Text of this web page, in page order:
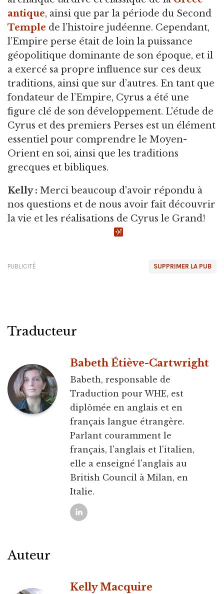
antique, ainsi que par la période du Second
Temple de l’histoire judéenne. Cependant,
l’Empire perse était de loin la puissance
géopolitique dominante de son époque, et il
a exercé sa propre influence sur ces deux
traditions, ainsi que sur d’autres. En tant que
fondateur de l’Empire, Cyrus a été une
figure clé de son développement. L'étude de
Cyrus et des premiers Perses est un élément
essentiel pour comprendre le Moyen-
Orient en soi, ainsi que les traditions
grecques et bibliques.
Kelly : Merci beaucoup d'avoir répondu à
nos questions et de nous avoir fait découvrir
la vie et les réalisations de Cyrus le Grand!
SUPPRIMER LA PUB
PUBLICITÉ
Traducteur
Babeth Étiève-Cartwright
Babeth, responsable de
Traduction pour WHE, est
diplômée en anglais et en
français langue étrangère.
Parlant couramment le
français, l'anglais et l'italien,
elle a enseigné l'anglais au
British Council à Milan, en
Italie.
Auteur
Kelly Macquire